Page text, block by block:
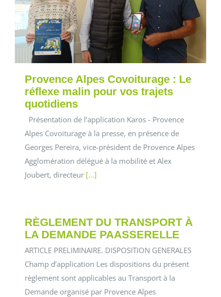
Provence Alpes Covoiturage : Le
réflexe malin pour vos trajets
quotidiens
Présentation de l’application Karos - Provence
Alpes Covoiturage à la presse, en présence de
Georges Pereira, vice-président de Provence Alpes
Agglomération délégué à la mobilité et Alex
Joubert, directeur [...]
RÈGLEMENT DU TRANSPORT À
LA DEMANDE PAASSERELLE
ARTICLE PRELIMINAIRE. DISPOSITION GENERALES
Champ d’application Les dispositions du présent
règlement sont applicables au Transport à la
Demande organisé par Provence Alpes